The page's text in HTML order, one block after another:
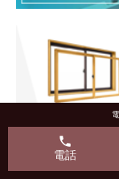
phone
電話